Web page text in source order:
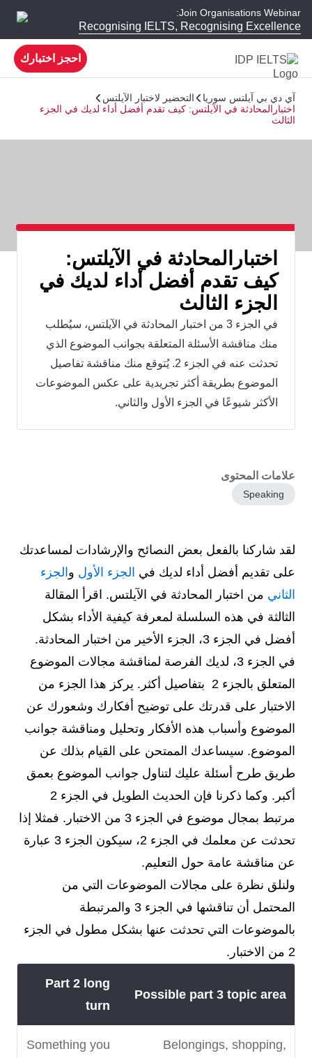
Join Organisations Webinar:
Recognising IELTS, Recognising Excellence
احجز اختبارك
آي دي بي آيلتس سوريا
التحضير لاختبار الآيلتس
اختبارالمحادثة في الآيلتس: كيف تقدم أفضل أداء لديك في الجزء
الثالث
اختبارالمحادثة في الآيلتس:
كيف تقدم أفضل أداء لديك في
الجزء الثالث
في الجزء 3 من اختبار المحادثة في الآيلتس، سيُطلب
منك مناقشة الأسئلة المتعلقة بجوانب الموضوع الذي
تحدثت عنه في الجزء 2. يُتوقع منك مناقشة تفاصيل
الموضوع بطريقة أكثر تجريدية على عكس الموضوعات
الأكثر شيوعًا في الجزء الأول والثاني.
علامات المحتوى
Speaking
لقد شاركنا بالفعل بعض النصائح والإرشادات لمساعدتك
على تقديم أفضل أداء لديك في الجزء الأول و الجزء
الثاني من اختبار المحادثة في الآيلتس. اقرأ المقالة
الثالثة في هذه السلسلة لمعرفة كيفية الأداء بشكل
أفضل في الجزء 3، الجزء الأخير من اختبار المحادثة.
في الجزء 3، لديك الفرصة لمناقشة مجالات الموضوع
المتعلق بالجزء 2 بتفاصيل أكثر. يركز هذا الجزء من
الاختبار على قدرتك على توضيح أفكارك وشعورك عن
الموضوع وأسباب هذه الأفكار وتحليل ومناقشة جوانب
الموضوع. سيساعدك الممتحن على القيام بذلك عن
طريق طرح أسئلة عليك لتناول جوانب الموضوع بعمق
أكبر. وكما ذكرنا فإن الحديث الطويل في الجزء 2
مرتبط بمجال موضوع في الجزء 3 من الاختبار. فمثلا إذا
تحدثت عن معلمك في الجزء 2، سيكون الجزء 3 عبارة
عن مناقشة عامة حول التعليم.
ولنلق نظرة على مجالات الموضوعات التي من
المحتمل أن تناقشها في الجزء 3 والمرتبطة
بالموضوعات التي تحدثت عنها بشكل مطول في الجزء
2 من الاختبار.
Possible part 3 topic area
Part 2 long
turn
Belongings, shopping,
Something you